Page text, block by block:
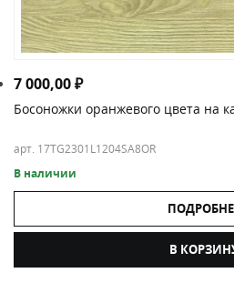
7 000,00₽
Босоножки оранжевого цвета на
арт. 17TG2301L1204SA8OR
В наличии
В